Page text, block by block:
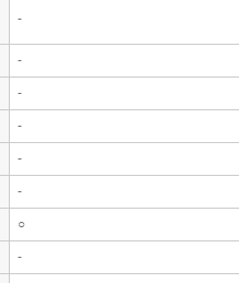
-
-
-
-
-
-
○
-